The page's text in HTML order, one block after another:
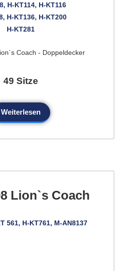
H-KT114, H-KT116
H-KT136, H-KT200
H-KT281
49 Sitze
Weiterlesen
Lion`s Coach
561, H-KT761, M-AN8137